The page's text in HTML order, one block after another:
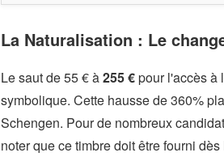
La Naturalisation : Le
Le saut de 55 € à255 €pour l'accès à
symbolique. Cette hausse de 360%
Schengen. Pour de nombreux
noter que ce timbre doit être fourni